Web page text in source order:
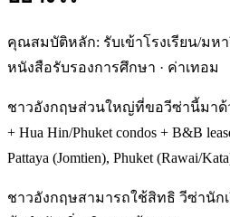
คุณสมบัติหลัก: รับเข้าโรงเรียน/มหา
หนังสือรับรองการศึกษา · ค่าเทอม
ชาวอังกฤษส่วนใหญ่ที่ขอวีซ่านี้มาด้ว
+ Hua Hin/Phuket condos + B&B
Pattaya (Jomtien), Phuket (Rawai/
ชาวอังกฤษสามารถใช้สิทธิ วีซ่านัก